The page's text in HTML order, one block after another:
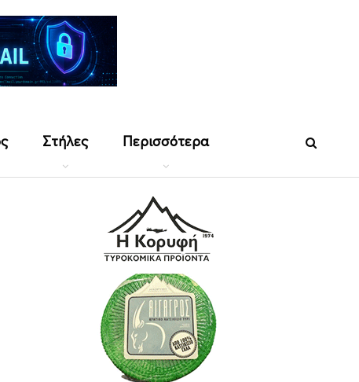
Στήλες Περισσότερα